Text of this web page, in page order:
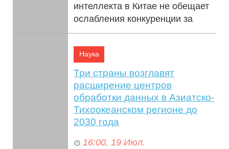
интеллекта в Китае не обещает
ослабления конкуренции за
доминирование в передовых
технологиях. По слов...
Наука
Три страны возглавят
расширение центров
обработки данных в Азиатско-
Тихоокеанском регионе до
2030 года
16:00, 19 Июл.